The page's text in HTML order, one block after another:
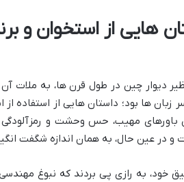
هایی از استخوان و
دیوار چین در طول قرن ها، به ملات
زبان ها بود؛ داستان هایی از استفاده
باورهای مهیب، حس وحشت و رمزآلودگی
و در عین حال، به همان اندازه شگفت
خود، به رازی پی بردند که نبوغ